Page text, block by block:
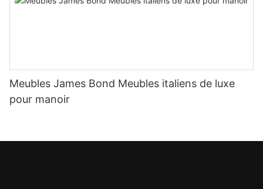
Meubles James Bond Meubles italiens de luxe
pour manoir